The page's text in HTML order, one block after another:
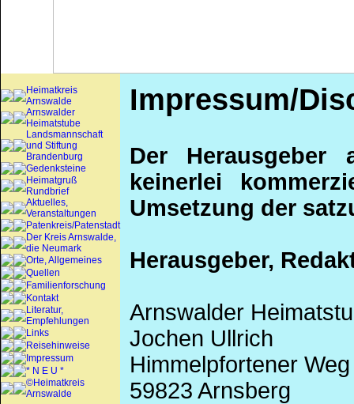
Heimatkreis
Arnswalde
Arnswalder
Heimatstube
Landsmannschaft
und Stiftung
Brandenburg
Gedenksteine
Heimatgruß
Rundbrief
Aktuelles,
Veranstaltungen
Patenkreis/Patenstadt
Der Kreis Arnswalde,
die Neumark
Orte, Allgemeines
Quellen
Familienforschung
Kontakt
Literatur,
Empfehlungen
Links
Reisehinweise
Impressum
* N E U *
©Heimatkreis
Arnswalde
Impressum/
Der
keinerlei
Umsetzung der
Herausgeber,
Arnswalder
Jochen Ullrich
Himmelpfortener
59823 Arnsberg